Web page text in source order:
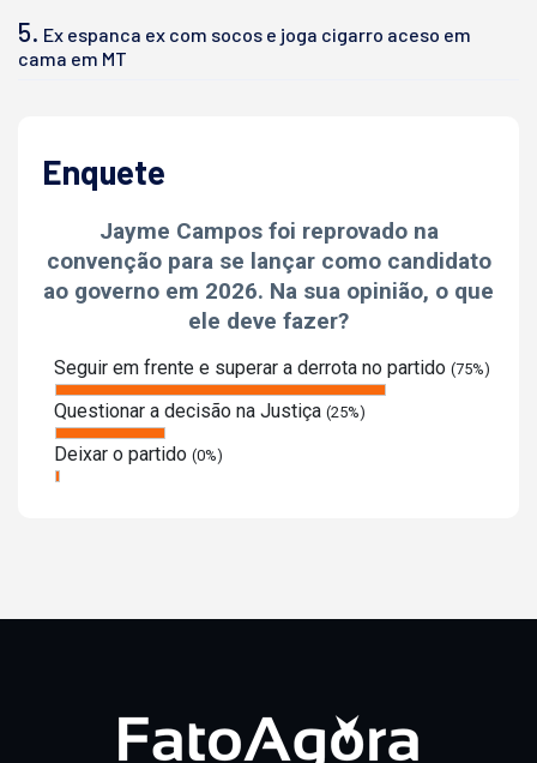
5. Ex espanca ex com socos e joga cigarro aceso em
cama em MT
Enquete
Jayme Campos foi reprovado na
convenção para se lançar como candidato
ao governo em 2026. Na sua opinião, o que
ele deve fazer?
Seguir em frente e superar a derrota no partido (75%)
Questionar a decisão na Justiça (25%)
Deixar o partido (0%)